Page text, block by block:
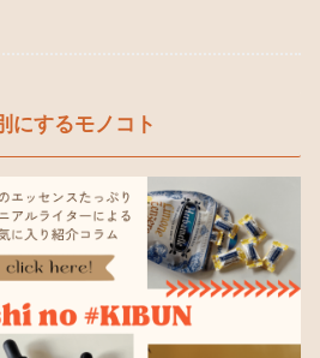
にするモノコト